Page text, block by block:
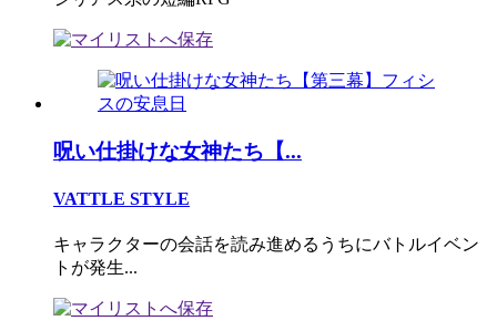
呪い仕掛けな女神たち【...
VATTLE STYLE
キャラクターの会話を読み進めるうちにバトルイベン
トが発生...